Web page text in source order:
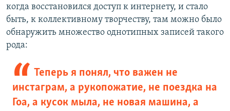
когда восстановился доступ к интернету, и стало
быть, к коллективному творчеству, там можно было
обнаружить множество однотипных записей такого
рода:
Теперь я понял, что важен не
инстаграм, а рукопожатие, не поездка на
Гоа, а кусок мыла, не новая машина, а